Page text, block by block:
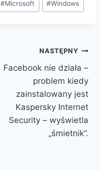
#Microsoft #Windows
NASTĘPNY
Facebook nie działa –
problem kiedy
zainstalowany jest
Kaspersky Internet
Security – wyświetla
„śmietnik”.